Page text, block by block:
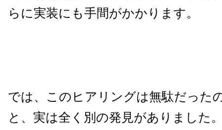
らに実装にも手間がかかります。
では、このヒアリングは無駄だった
と、実は全く別の発見がありました